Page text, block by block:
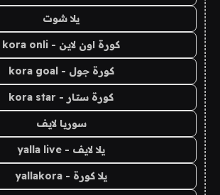
يلا شوت
كورة اون لاين - kora onli
كورة جول - kora goal
كورة ستار - kora star
سوريا لايف
يلا لايف - yalla live
يلا كورة - yallakora